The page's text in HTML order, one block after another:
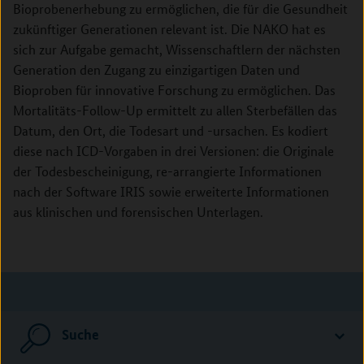
Bioprobenerhebung zu ermöglichen, die für die Gesundheit
zukünftiger Generationen relevant ist. Die NAKO hat es
sich zur Aufgabe gemacht, Wissenschaftlern der nächsten
Generation den Zugang zu einzigartigen Daten und
Bioproben für innovative Forschung zu ermöglichen. Das
Mortalitäts-Follow-Up ermittelt zu allen Sterbefällen das
Datum, den Ort, die Todesart und -ursachen. Es kodiert
diese nach ICD-Vorgaben in drei Versionen: die Originale
der Todesbescheinigung, re-arrangierte Informationen
nach der Software IRIS sowie erweiterte Informationen
aus klinischen und forensischen Unterlagen.
Suche